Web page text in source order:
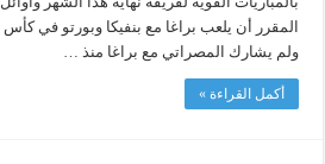
المقرر أن يلعب براغا مع بنفيكا وبورتو في كأس
ولم يشارك المصراتي مع براغا منذ …
أكمل القراءة »